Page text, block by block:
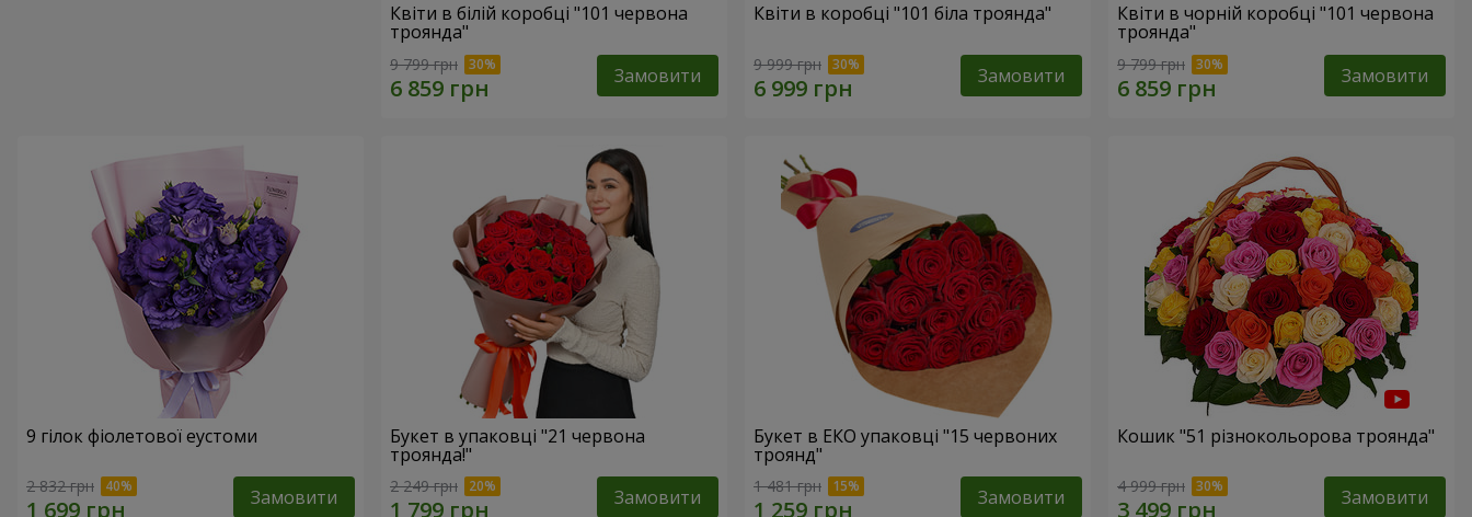
Квіти в білій коробці "101 червона
троянда"
9 799 грн Замовити
Квіти в коробці "101 біла троянда"
9 999 грн Замовити
Квіти в чорній коробці "101 червона
троянда"
9 799 грн Замовити
9 гілок фіолетової еустоми
2 832 грн Замовити
Букет в упаковці "21 червона
троянда!"
2 249 грн Замовити
Букет в ЕКО упаковці "15 червоних
троянд"
1 481 грн Замовити
Кошик "51 різнокольорова троянда"
4 999 грн Замовити